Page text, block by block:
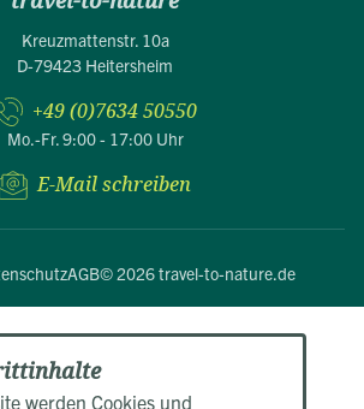
Kreuzmattenstr. 10a
D-79423 Heitersheim
+49 (0)7634 50550
Mo.-Fr. 9:00 - 17:00 Uhr
E-Mail schreiben
AGB© 2026 travel-to-nature.de
werden Cookies und